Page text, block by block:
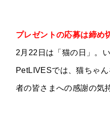
プレゼントの応募は締め
2月22日は「猫の日」。
PetLIVESでは、猫ちゃ
者の皆さまへの感謝の気